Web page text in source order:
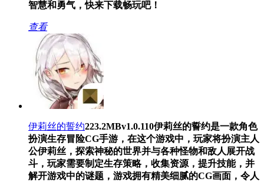
智慧和勇气，快来下载畅玩吧！
查看
伊莉丝的誓约223.2MBv1.0.110伊莉丝的誓约是一款角色
扮演生存冒险CG手游，在这个游戏中，玩家将扮演主人
公伊莉丝，探索神秘的世界并与各种怪物和敌人展开战
斗，玩家需要制定生存策略，收集资源，提升技能，并
解开游戏中的谜题，游戏拥有精美细腻的CG画面，令人